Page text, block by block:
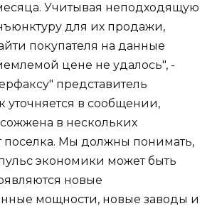
Учитывая неподходящую
для их продажи,
покупателя на данные
цене не удалось", -
представитель
уточняется в сообщении,
в нескольких
поселка. Мы должны понимать,
экономики может быть
новые
мощности, новые заводы и